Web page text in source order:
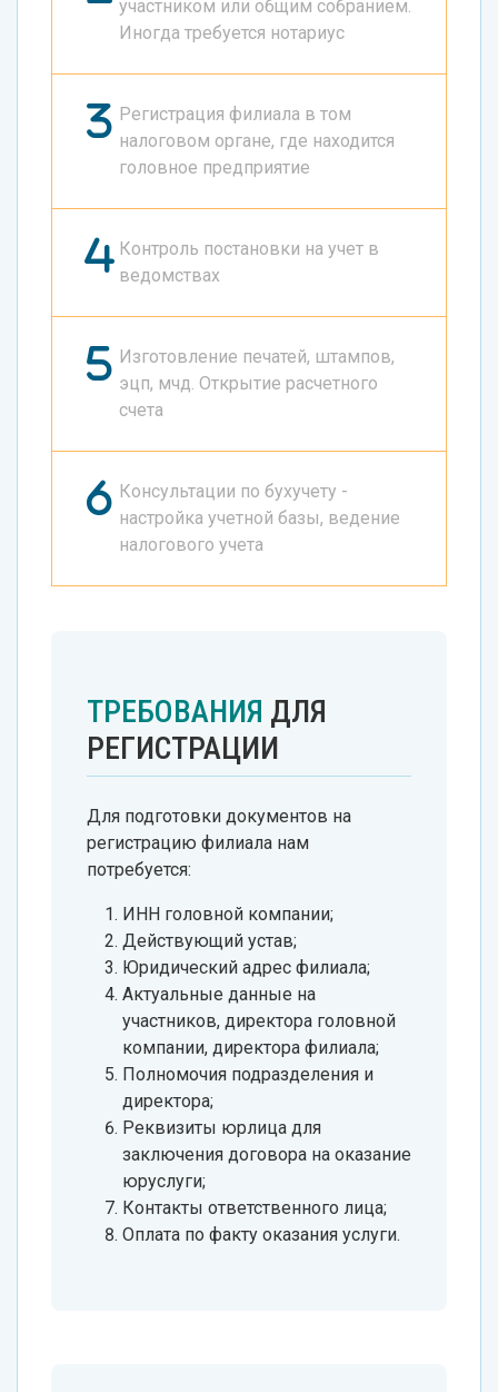
участником или общим собранием.
Иногда требуется нотариус
Регистрация филиала в том
налоговом органе, где находится
головное предприятие
Контроль постановки на учет в
ведомствах
Изготовление печатей, штампов,
эцп, мчд. Открытие расчетного
счета
Консультации по бухучету -
настройка учетной базы, ведение
налогового учета
ТРЕБОВАНИЯ ДЛЯ
РЕГИСТРАЦИИ
Для подготовки документов на
регистрацию филиала нам
потребуется:
ИНН головной компании;
Действующий устав;
Юридический адрес филиала;
Актуальные данные на
участников, директора головной
компании, директора филиала;
Полномочия подразделения и
директора;
Реквизиты юрлица для
заключения договора на оказание
юруслуги;
Контакты ответственного лица;
Оплата по факту оказания услуги.